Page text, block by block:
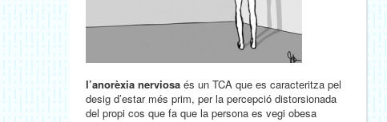
l’anorèxia nerviosa és un TCA que es caracteritza pel
desig d’estar més prim, per la percepció distorsionada
del propi cos que fa que la persona es vegi obesa